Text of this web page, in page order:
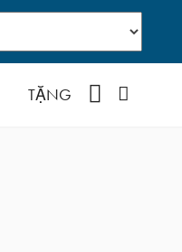
TẶNG YouTube